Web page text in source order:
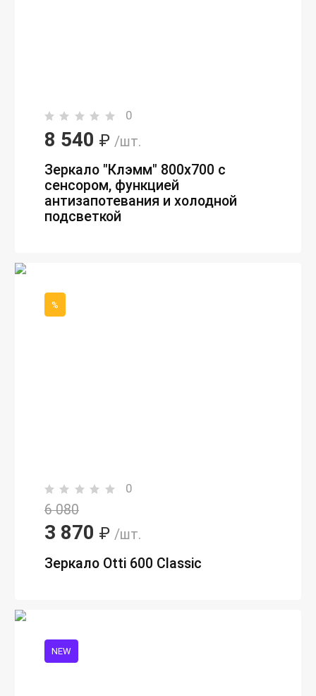
0
8 540 ₽ /шт.
Зеркало "Клэмм" 800х700 с
сенсором, функцией
антизапотевания и холодной
подсветкой
%
0
6 080
3 870 ₽ /шт.
Зеркало Otti 600 Classic
NEW